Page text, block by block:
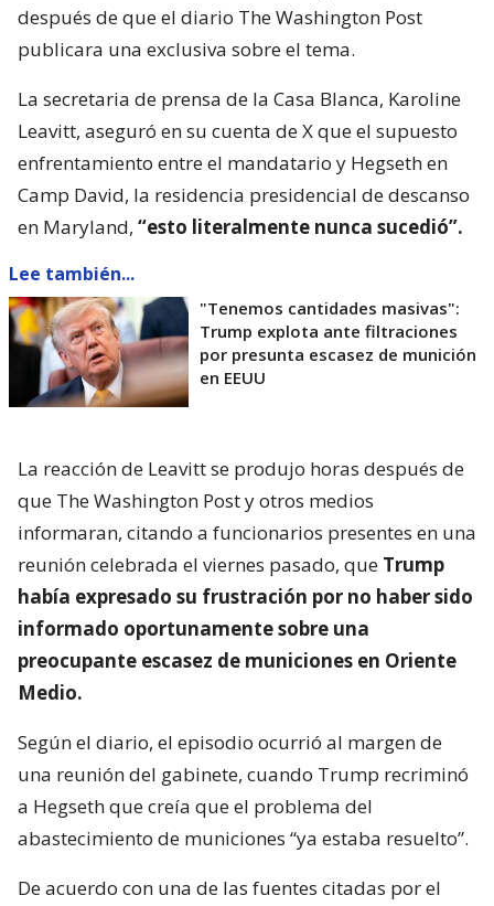
después de que el diario The Washington Post
publicara una exclusiva sobre el tema.
La secretaria de prensa de la Casa Blanca, Karoline
Leavitt, aseguró en su cuenta de X que el supuesto
enfrentamiento entre el mandatario y Hegseth en
Camp David, la residencia presidencial de descanso
en Maryland, “esto literalmente nunca sucedió”.
Lee también...
"Tenemos cantidades masivas":
Trump explota ante filtraciones
por presunta escasez de munición
en EEUU
La reacción de Leavitt se produjo horas después de
que The Washington Post y otros medios
informaran, citando a funcionarios presentes en una
reunión celebrada el viernes pasado, que Trump
había expresado su frustración por no haber sido
informado oportunamente sobre una
preocupante escasez de municiones en Oriente
Medio.
Según el diario, el episodio ocurrió al margen de
una reunión del gabinete, cuando Trump recriminó
a Hegseth que creía que el problema del
abastecimiento de municiones “ya estaba resuelto”.
De acuerdo con una de las fuentes citadas por el